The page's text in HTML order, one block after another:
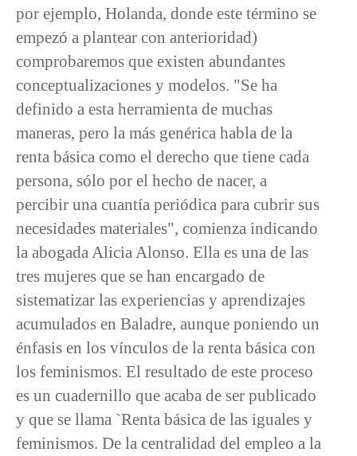
por ejemplo, Holanda, donde este término se
empezó a plantear con anterioridad)
comprobaremos que existen abundantes
conceptualizaciones y modelos. "Se ha
definido a esta herramienta de muchas
maneras, pero la más genérica habla de la
renta básica como el derecho que tiene cada
persona, sólo por el hecho de nacer, a
percibir una cuantía periódica para cubrir sus
necesidades materiales", comienza indicando
la abogada Alicia Alonso. Ella es una de las
tres mujeres que se han encargado de
sistematizar las experiencias y aprendizajes
acumulados en Baladre, aunque poniendo un
énfasis en los vínculos de la renta básica con
los feminismos. El resultado de este proceso
es un cuadernillo que acaba de ser publicado
y que se llama `Renta básica de las iguales y
feminismos. De la centralidad del empleo a la